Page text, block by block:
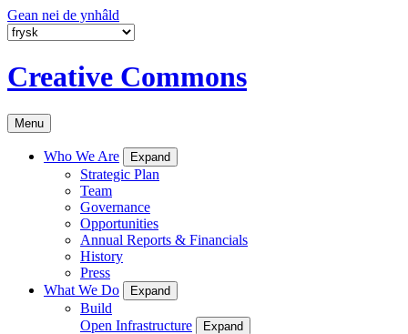
Gean nei de ynhâld
Creative Commons
Menu
Who We Are Expand
Strategic Plan
Team
Governance
Opportunities
Annual Reports & Financials
History
Press
What We Do
Expand
Build
Open Infrastructure
Expand